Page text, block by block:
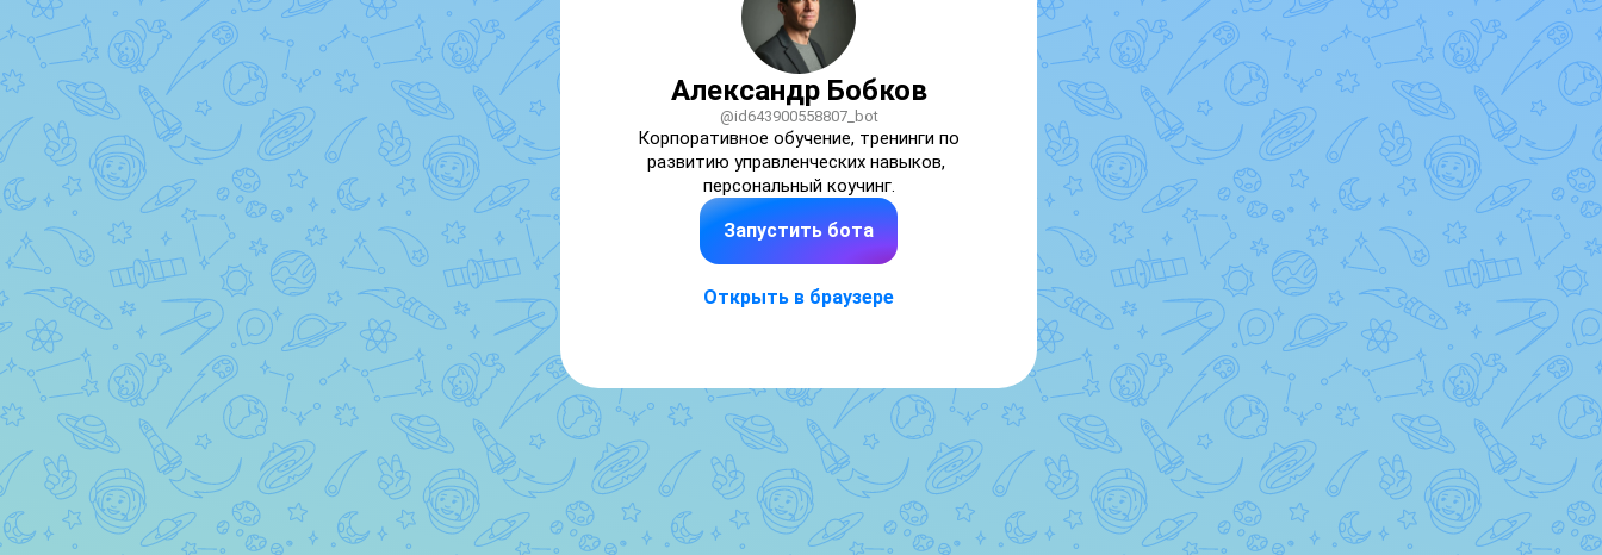
Александр Бобков
@id643900558807_bot
Корпоративное обучение, тренинги по
развитию управленческих навыков,
персональный коучинг.
Запустить бота
Открыть в браузере